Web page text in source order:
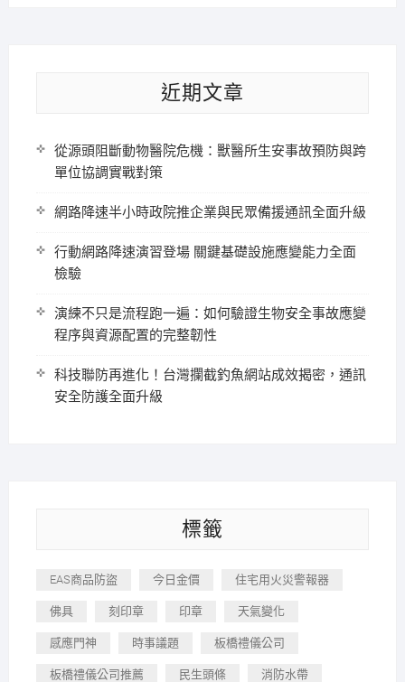
近期文章
從源頭阻斷動物醫院危機：獸醫所生安事故預防與跨
單位協調實戰對策
網路降速半小時政院推企業與民眾備援通訊全面升級
行動網路降速演習登場 關鍵基礎設施應變能力全面
檢驗
演練不只是流程跑一遍：如何驗證生物安全事故應變
程序與資源配置的完整韌性
科技聯防再進化！台灣攔截釣魚網站成效揭密，通訊
安全防護全面升級
標籤
EAS商品防盜 今日金價 住宅用火災警報器
佛具 刻印章 印章 天氣變化
感應門神 時事議題 板橋禮儀公司
板橋禮儀公司推薦 民生頭條 消防水帶